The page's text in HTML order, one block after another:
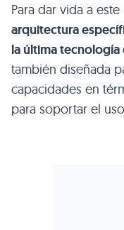
Para dar vida a
arquitectura
la última
también diseñada
capacidades en
para soportar el